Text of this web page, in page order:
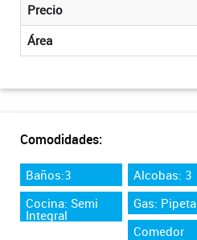
Precio
Área
Comodidades:
Baños:3
Alcobas: 3
Cocina: Semi
Integral
Gas: Pipeta
Comedor